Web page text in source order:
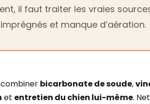
il faut traiter les vraies
et manque d’aération.
combiner bicarbonate de soude,
et entretien du chien lui-même.